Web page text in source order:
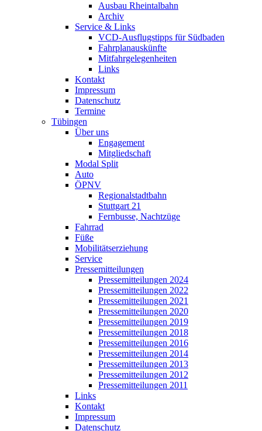
Ausbau Rheintalbahn
Archiv
Service & Links
VCD-Ausflugstipps für Südbaden
Fahrplanauskünfte
Mitfahrgelegenheiten
Links
Kontakt
Impressum
Datenschutz
Termine
Tübingen
Über uns
Engagement
Mitgliedschaft
Modal Split
Auto
ÖPNV
Regionalstadtbahn
Stuttgart 21
Fernbusse, Nachtzüge
Fahrrad
Füße
Mobilitätserziehung
Service
Pressemitteilungen
Pressemitteilungen 2024
Pressemitteilungen 2022
Pressemitteilungen 2021
Pressemitteilungen 2020
Pressemitteilungen 2019
Pressemitteilungen 2018
Pressemitteilungen 2016
Pressemitteilungen 2014
Pressemitteilungen 2013
Pressemitteilungen 2012
Pressemitteilungen 2011
Links
Kontakt
Impressum
Datenschutz